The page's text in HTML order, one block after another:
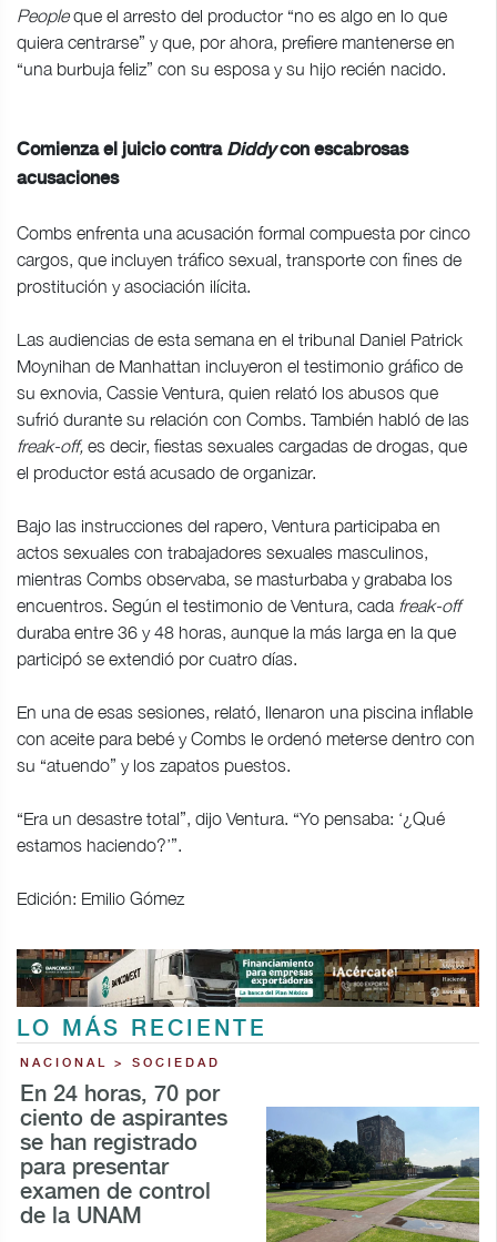
Peopleque el arresto del productor “no es algo en lo que
quiera centrarse” y que, por ahora, prefiere mantenerse en
“una burbuja feliz” con su esposa y su hijo recién nacido.
Comienza el juicio contra Diddycon escabrosas
acusaciones
Combs enfrenta una acusación formal compuesta por cinco
cargos, que incluyen tráfico sexual, transporte con fines de
prostitución y asociación ilícita.
Las audiencias de esta semana en el tribunal Daniel Patrick
Moynihan de Manhattan incluyeron el testimonio gráfico de
su exnovia, Cassie Ventura, quien relató los abusos que
sufrió durante su relación con Combs. También habló de las
freak-off, es decir, fiestas sexuales cargadas de drogas, que
el productor está acusado de organizar.
Bajo las instrucciones del rapero, Ventura participaba en
actos sexuales con trabajadores sexuales masculinos,
mientras Combs observaba, se masturbaba y grababa los
encuentros. Según el testimonio de Ventura, cada freak-off
duraba entre 36 y 48 horas, aunque la más larga en la que
participó se extendió por cuatro días.
En una de esas sesiones, relató, llenaron una piscina inflable
con aceite para bebé y Combs le ordenó meterse dentro con
su “atuendo” y los zapatos puestos.
“Era un desastre total”, dijo Ventura. “Yo pensaba: ‘¿Qué
estamos haciendo?’”.
Edición: Emilio Gómez
LO MÁS RECIENTE
NACIONAL > SOCIEDAD
En 24 horas, 70 por
ciento de aspirantes
se han registrado
para presentar
examen de control
de la UNAM